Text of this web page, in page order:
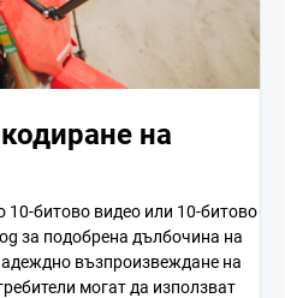
на
10-битово видео или 10-битово
за подобрена дълбочина на
възпроизвеждане на
могат да използват